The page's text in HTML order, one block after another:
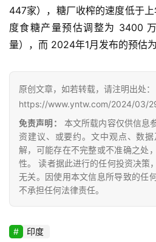
云
糖
网
公
现
货
报
价
题
447家），糖厂收榨的速度低于
度食糖产量预估调整为 3400
量），而 2024年1月发布的预估
原创文章，如若转载，请注明出处：
https://www.yntw.com/2024/03/
免责声明：
本文所载内容仅供信息
资建议、或要约。文中观点、数
解，可能存在不完整或不准确之处
性。 读者据此进行的任何投资决策
无关。因使用本文信息所导致的任
不承担任何法律责任。
印度